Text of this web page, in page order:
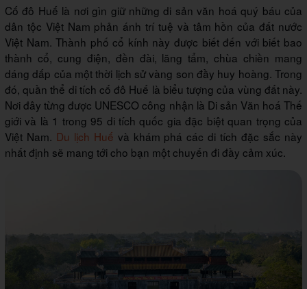
Cố đô Huế là nơi gìn giữ những di sản văn hoá quý báu của
dân tộc Việt Nam phản ánh trí tuệ và tâm hồn của đất nước
Việt Nam. Thành phố cổ kính này được biết đến với biết bao
thành cổ, cung điện, đền đài, lăng tẩm, chùa chiền mang
dáng dấp của một thời lịch sử vàng son đầy huy hoàng. Trong
đó, quần thể di tích cố đô Huế là biểu tượng của vùng đất này.
Nơi đây từng được UNESCO công nhận là Di sản Văn hoá Thế
giới và là 1 trong 95 di tích quốc gia đặc biệt quan trọng của
Việt Nam. Du lịch Huế và khám phá các di tích đặc sắc này
nhất định sẽ mang tới cho bạn một chuyến đi đầy cảm xúc.